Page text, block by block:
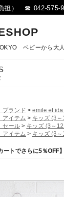
負担） ☎ 042-575-
ベビーから大
ブランド > emile et
アイテム > キッズ (3
セール > キッズ (3～
アイテム > キッズ (3
ートでさらに5％